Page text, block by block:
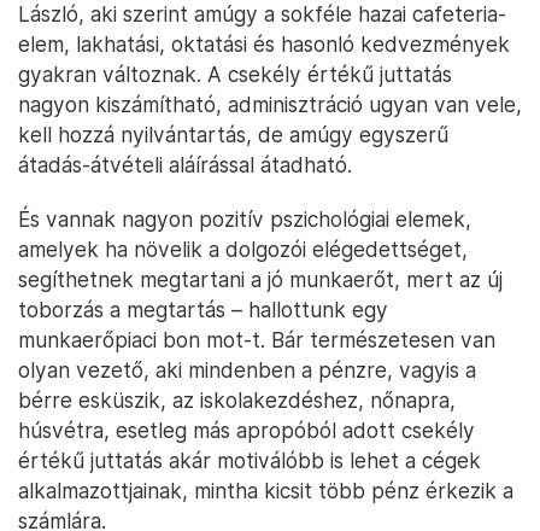
László, aki szerint amúgy a sokféle hazai cafeteria-
elem, lakhatási, oktatási és hasonló kedvezmények
gyakran változnak. A csekély értékű juttatás
nagyon kiszámítható, adminisztráció ugyan van vele,
kell hozzá nyilvántartás, de amúgy egyszerű
átadás-átvételi aláírással átadható.
És vannak nagyon pozitív pszichológiai elemek,
amelyek ha növelik a dolgozói elégedettséget,
segíthetnek megtartani a jó munkaerőt, mert az új
toborzás a megtartás – hallottunk egy
munkaerőpiaci bon mot-t. Bár természetesen van
olyan vezető, aki mindenben a pénzre, vagyis a
bérre esküszik, az iskolakezdéshez, nőnapra,
húsvétra, esetleg más apropóból adott csekély
értékű juttatás akár motiválóbb is lehet a cégek
alkalmazottjainak, mintha kicsit több pénz érkezik a
számlára.